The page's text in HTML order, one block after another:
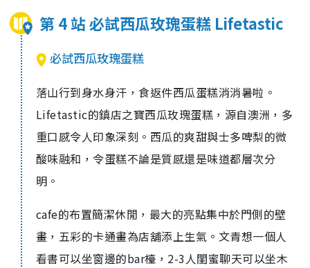
第 4 站 必試西瓜玫瑰蛋糕 Lifetastic
必試西瓜玫瑰蛋糕
落山行到身水身汗，食返件西瓜蛋糕消消暑啦。
Lifetastic的鎮店之寶西瓜玫瑰蛋糕，源自澳洲，多
重口感令人印象深刻。西瓜的爽甜與士多啤梨的微
酸味融和，令蛋糕不論是質感還是味道都層次分
明。
cafe的布置簡潔休閒，最大的亮點集中於門側的壁
畫，五彩的卡通畫為店舖添上生氣。文青想一個人
看書可以坐窗邊的bar檯，2-3人閨蜜聊天可以坐木